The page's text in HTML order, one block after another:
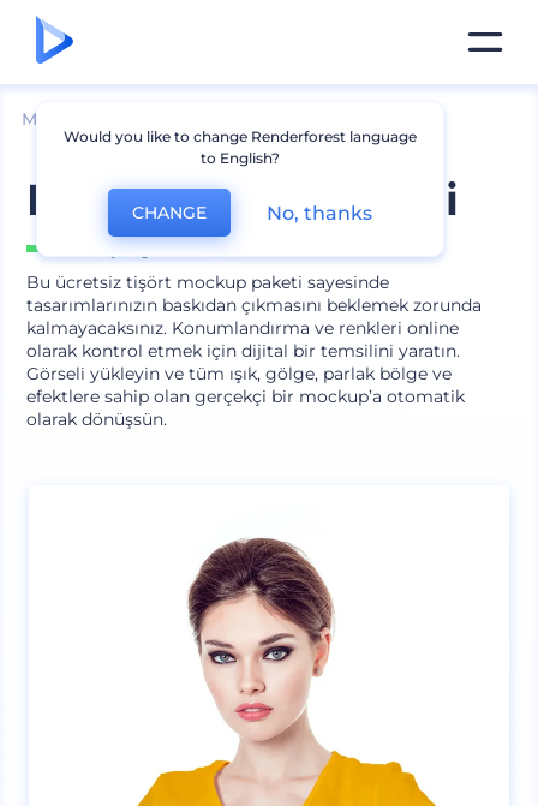
Mockuplar
Rahat Tişört Paketi
İçeriğinde 7 sahne
Bu ücretsiz tişört mockup paketi sayesinde
tasarımlarınızın baskıdan çıkmasını beklemek zorunda
kalmayacaksınız. Konumlandırma ve renkleri online
olarak kontrol etmek için dijital bir temsilini yaratın.
Görseli yükleyin ve tüm ışık, gölge, parlak bölge ve
efektlere sahip olan gerçekçi bir mockup’a otomatik
olarak dönüşsün.
Would you like to change Renderforest language
to English?
CHANGE No, thanks